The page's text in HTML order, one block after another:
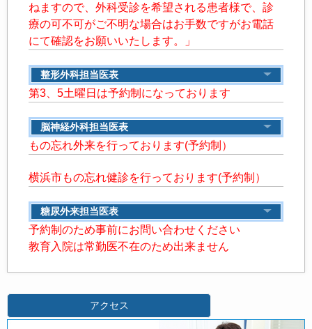
ねますので、外科受診を希望される患者様で、診
療の可不可がご不明な場合はお手数ですがお電話
にて確認をお願いいたします。」
整形外科担当医表
第3、5土曜日は予約制になっております
脳神経外科担当医表
もの忘れ外来を行っております(予約制）
横浜市もの忘れ健診を行っております(予約制）
糖尿外来担当医表
予約制のため事前にお問い合わせください
教育入院は常勤医不在のため出来ません
アクセス